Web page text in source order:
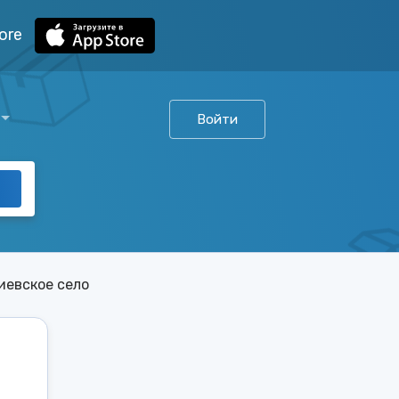
Войти
село